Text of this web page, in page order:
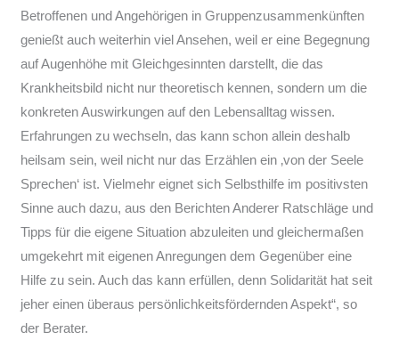
Betroffenen und Angehörigen in Gruppenzusammenkünften
genießt auch weiterhin viel Ansehen, weil er eine Begegnung
auf Augenhöhe mit Gleichgesinnten darstellt, die das
Krankheitsbild nicht nur theoretisch kennen, sondern um die
konkreten Auswirkungen auf den Lebensalltag wissen.
Erfahrungen zu wechseln, das kann schon allein deshalb
heilsam sein, weil nicht nur das Erzählen ein ‚von der Seele
Sprechen‘ ist. Vielmehr eignet sich Selbsthilfe im positivsten
Sinne auch dazu, aus den Berichten Anderer Ratschläge und
Tipps für die eigene Situation abzuleiten und gleichermaßen
umgekehrt mit eigenen Anregungen dem Gegenüber eine
Hilfe zu sein. Auch das kann erfüllen, denn Solidarität hat seit
jeher einen überaus persönlichkeitsfördernden Aspekt“, so
der Berater.